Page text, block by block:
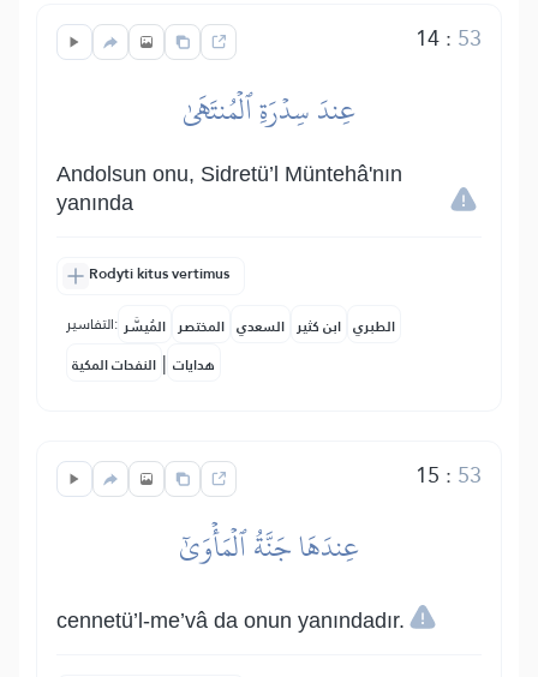
14: 53
عِندَ سِدۡرَةِ ٱلۡمُنتَهَىٰ
Andolsun onu, Sidretü’l Müntehâ'nın
yanında
Rodyti kitus vertimus
التفاسير: المُيسَّر المختصر السعدي ابن كثير الطبري
النفحات المكية | هدايات
15 : 53
عِندَهَا جَنَّةُ ٱلۡمَأۡوَىٰٓ
cennetü’l-me’vâ da onun yanındadır.